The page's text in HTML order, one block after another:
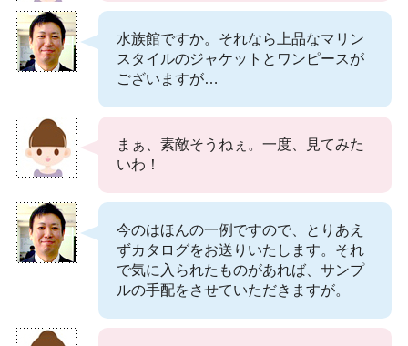
水族館ですか。それなら上品なマリン
スタイルのジャケットとワンピースが
ございますが…
まぁ、素敵そうねぇ。一度、見てみた
いわ！
今のはほんの一例ですので、とりあえ
ずカタログをお送りいたします。それ
で気に入られたものがあれば、サンプ
ルの手配をさせていただきますが。